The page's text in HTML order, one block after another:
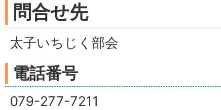
問合せ先
太子いちじく部会
電話番号
079-277-7211